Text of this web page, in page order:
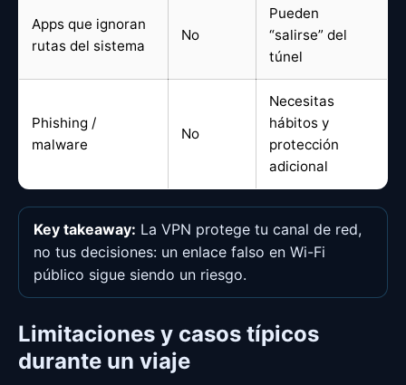
Apps que ignoran
rutas del sistema
No
Pueden
“salirse” del
túnel
Phishing /
malware
No
Necesitas
hábitos y
protección
adicional
Key takeaway: La VPN protege tu canal de red,
no tus decisiones: un enlace falso en Wi-Fi
público sigue siendo un riesgo.
Limitaciones y casos típicos
durante un viaje